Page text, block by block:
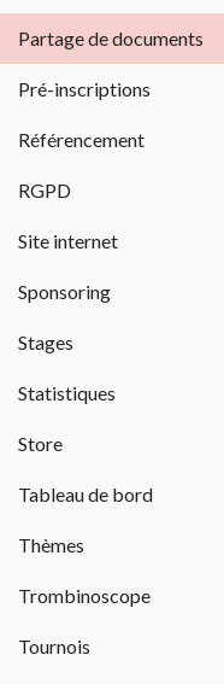
Partage de documents
Pré-inscriptions
Référencement
RGPD
Site internet
Sponsoring
Stages
Statistiques
Store
Tableau de bord
Thèmes
Trombinoscope
Tournois